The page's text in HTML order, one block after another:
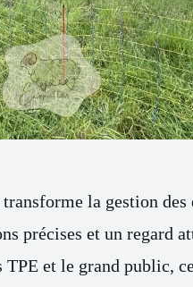
la gestion
précises et un regard
et le grand public,